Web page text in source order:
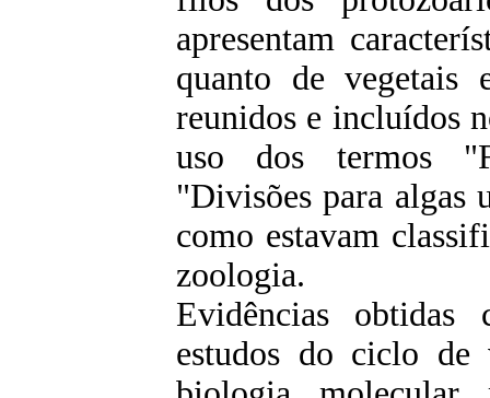
apresentam
quanto de vegetais
reunidos e incluídos
uso dos termos
"Divisões para algas
como estavam
zoologia.
Evidências obtidas
estudos do ciclo de